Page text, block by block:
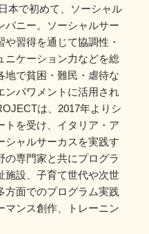
本で初めて、ソーシャル
パニー。ソーシャルサー
習得を通じて協調性・
ニケーション力などを総
地で貧困・難民・虐待な
ンパワメントに活用され
は、2017年よりシ
トを受け、イタリア・ア
シャルサーカスを実践す
の専門家と共にプログラ
施設、子育て世代や次世
方面でのプログラム実践
マンス創作、トレーニン